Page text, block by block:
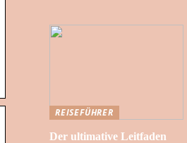
REISEFÜHRER
Der ultimative Leitfaden